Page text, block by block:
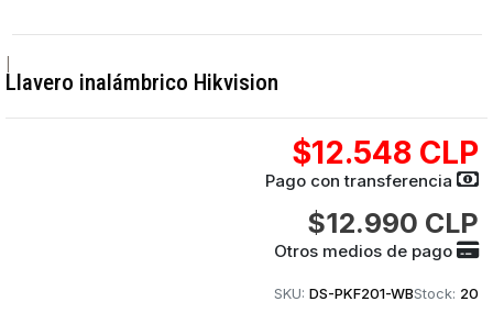
Llavero inalámbrico Hikvision
$12.548 CLP
Pago con transferencia
$12.990 CLP
Otros medios de pago
SKU: DS-PKF201-WBStock: 20